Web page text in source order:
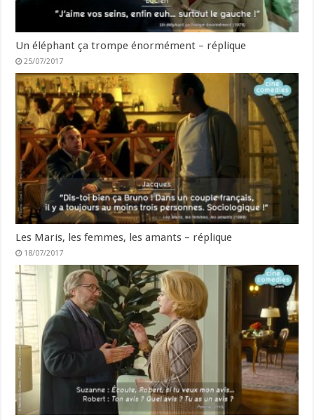
Un éléphant ça trompe énormément – réplique
25/07/2017
Les Maris, les femmes, les amants – réplique
18/07/2017